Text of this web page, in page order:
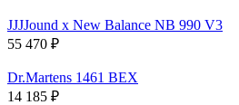
JJJJound x New Balance NB 990 V3
55 470 ₽
Dr.Martens 1461 BEX
14 185 ₽